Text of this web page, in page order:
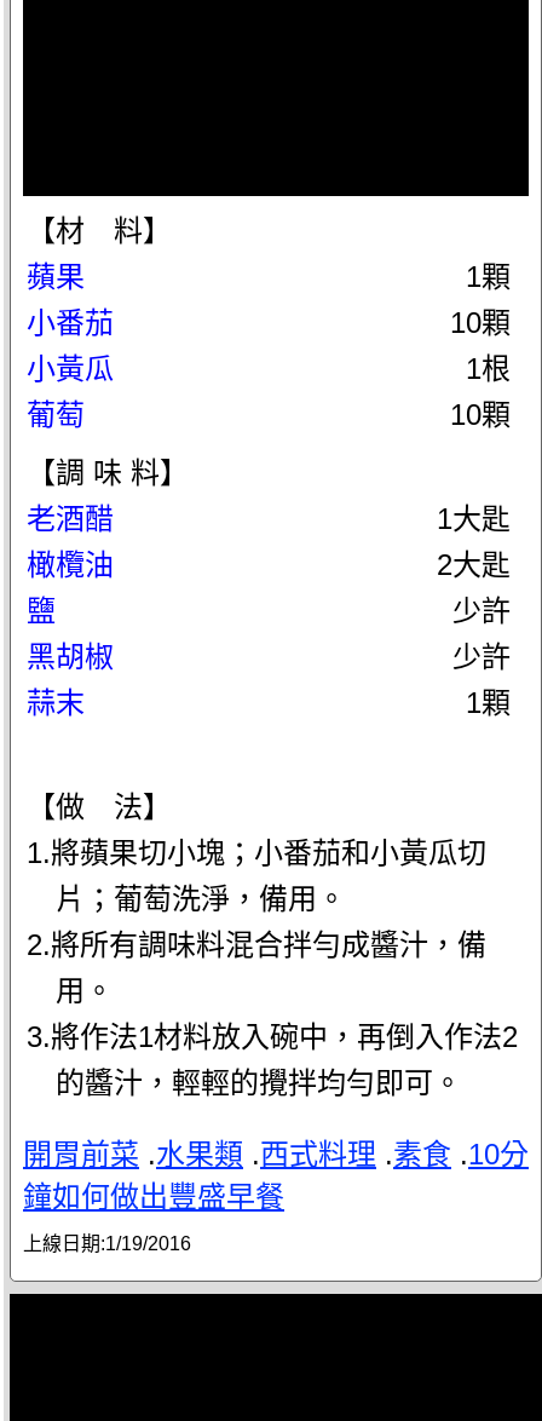
【材 料】
蘋果
1顆
小番茄
10顆
小黃瓜
1根
葡萄
10顆
【調 味 料】
老酒醋
1大匙
橄欖油
2大匙
鹽
少許
黑胡椒
少許
蒜末
1顆
【做 法】
1.將蘋果切小塊；小番茄和小黃瓜切
片；葡萄洗淨，備用。
2.將所有調味料混合拌勻成醬汁，備
用。
3.將作法1材料放入碗中，再倒入作法2
的醬汁，輕輕的攪拌均勻即可。
開胃前菜 .水果類 .西式料理 .素食 .10分
鐘如何做出豐盛早餐
上線日期:1/19/2016